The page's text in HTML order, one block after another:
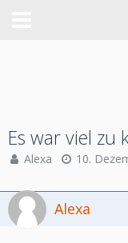
Es war viel zu
Alexa 10.
Alexa